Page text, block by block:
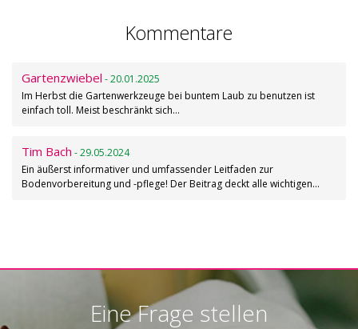
Kommentare
Gartenzwiebel - 20.01.2025
Im Herbst die Gartenwerkzeuge bei buntem Laub zu benutzen ist
einfach toll. Meist beschränkt sich…
Tim Bach - 29.05.2024
Ein äußerst informativer und umfassender Leitfaden zur
Bodenvorbereitung und -pflege! Der Beitrag deckt alle wichtigen…
Eine Frage stellen